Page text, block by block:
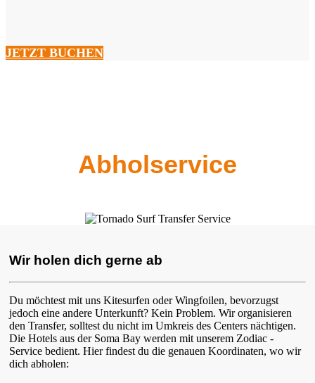
JETZT BUCHEN
Abholservice
Wir holen dich gerne ab
Du möchtest mit uns Kitesurfen oder Wingfoilen, bevorzugst
jedoch eine andere Unterkunft? Kein Problem. Wir organisieren
den Transfer, solltest du nicht im Umkreis des Centers nächtigen.
Die Hotels aus der Soma Bay werden mit unserem Zodiac -
Service bedient. Hier findest du die genauen Koordinaten, wo wir
dich abholen: